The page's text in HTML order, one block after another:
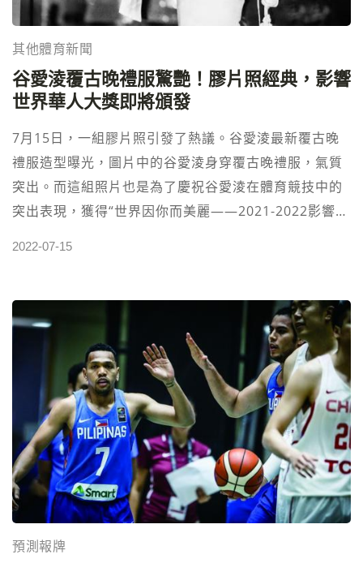
其他體育新聞
谷愛淩覆古晚禮服驚艷！膠片照經典，影響
世界華人大獎即將頒發
7月15日，一組膠片照引發了熱議。谷愛淩最新覆古晚
禮服造型曝光，圖片中的谷愛淩身穿覆古晚禮服，氣質
突出。而這組照片也是為了慶祝谷愛淩在體育競技中的
突出表現，獲得“世界因你而美麗——2021-2022影響世
綴，十分優雅，別具韻味，確實給人一種眼前一亮的感
覺，谷愛淩的氣質尤為突出！不少網友評論谷愛淩的裝
扮太驚艷了！ 據了解世界因你而美麗的頒獎現場於北京
時間7月16日22點開啟，由現場和雲端共同頒獎，谷愛
淩屆時也會參加，影響世界華人大獎真的來之不易！在
北京冬奧會，谷愛淩為祖國贏得榮譽之後，各種國際榮
譽拿到手軟，但是影響世界華人大獎的分量不一般，和
谷愛淩一同獲得該大獎的運動員還有舉重運動員，奧運
冠軍呂小軍。 谷愛淩為何會成功入選？在所處的體育項
目上，谷愛淩創造了多個第一，18歲就斬獲多個國際大
賽的冠軍，她是首位國際雪聯自由式滑雪女子U型場地
2022-07-15
預測報牌